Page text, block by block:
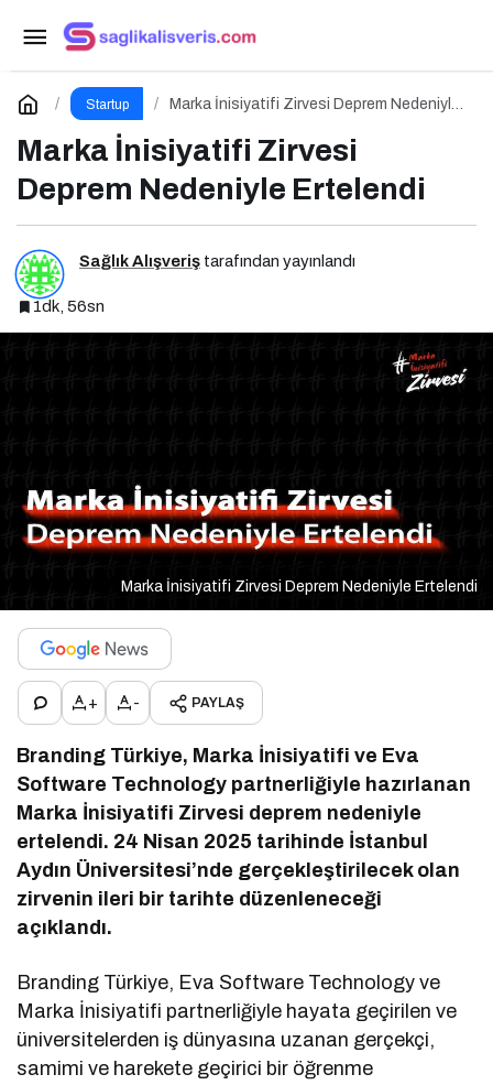
Startup
Marka İnisiyatifi Zirvesi Deprem Nedeniyle
Marka İnisiyatifi Zirvesi
Deprem Nedeniyle Ertelendi
Sağlık Alışveriş tarafından yayınlandı
1dk, 56sn
Marka İnisiyatifi Zirvesi Deprem Nedeniyle Ertelendi
+ - PAYLAŞ
Branding Türkiye, Marka İnisiyatifi ve Eva
Software Technology partnerliğiyle hazırlanan
Marka İnisiyatifi Zirvesi deprem nedeniyle
ertelendi. 24 Nisan 2025 tarihinde İstanbul
Aydın Üniversitesi’nde gerçekleştirilecek olan
zirvenin ileri bir tarihte düzenleneceği
açıklandı.
Branding Türkiye, Eva Software Technology ve
Marka İnisiyatifi partnerliğiyle hayata geçirilen ve
üniversitelerden iş dünyasına uzanan gerçekçi,
samimi ve harekete geçirici bir öğrenme
Marmara Careership, Genç Yetenekleri
Geleceğin İş Dünyasıyla Buluşturuyor!
Yorum Yap